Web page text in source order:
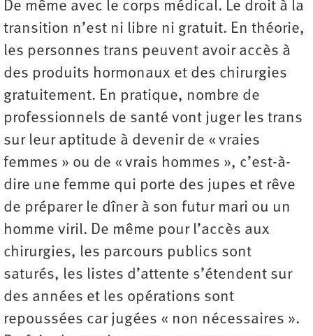
De même avec le corps médical. Le droit à la
transition n’est ni libre ni gratuit. En théorie,
les personnes trans peuvent avoir accès à
des produits hormonaux et des chirurgies
gratuitement. En pratique, nombre de
professionnels de santé vont juger les trans
sur leur aptitude à devenir de « vraies
femmes » ou de « vrais hommes », c’est-à-
dire une femme qui porte des jupes et rêve
de préparer le dîner à son futur mari ou un
homme viril. De même pour l’accès aux
chirurgies, les parcours publics sont
saturés, les listes d’attente s’étendent sur
des années et les opérations sont
repoussées car jugées « non ­nécessaires ».